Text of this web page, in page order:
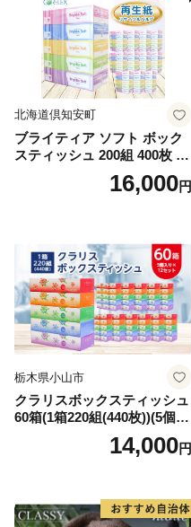
北海道倶知安町
ブライティア ソフト ボック
スティッシュ 200組 400枚 60
箱 日本製 まとめ買い ティッ
シュ リサイクル 長持 防災 常
倶知安町 日用品
16,000円
栃木県小山市
クラリスボックスティッシュ
60箱(1箱220組(440枚))(5個入
り×12セット)【1256759】
14,000円